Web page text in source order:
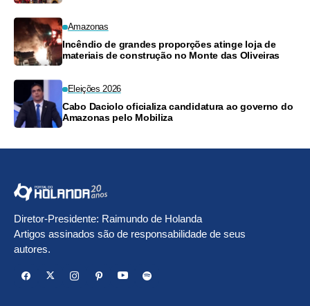
Amazonas
Incêndio de grandes proporções atinge loja de
materiais de construção no Monte das Oliveiras
Eleições 2026
Cabo Daciolo oficializa candidatura ao governo do
Amazonas pelo Mobiliza
Diretor-Presidente: Raimundo de Holanda
Artigos assinados são de responsabilidade de seus
autores.